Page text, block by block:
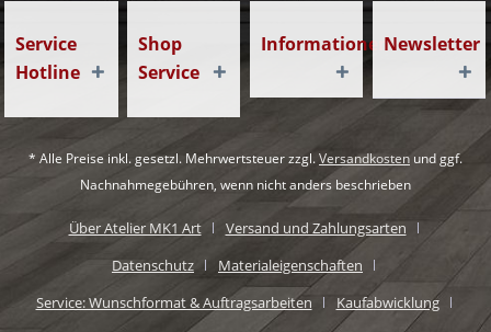
Service
Hotline
Shop
Service
InformationenNewsletter
* Alle Preise inkl. gesetzl. Mehrwertsteuer zzgl.Versandkosten und ggf.
Nachnahmegebühren, wenn nicht anders beschrieben
Über Atelier MK1 Art
Versand und Zahlungsarten
Datenschutz
Materialeigenschaften
Service: Wunschformat & Auftragsarbeiten
Kaufabwicklung